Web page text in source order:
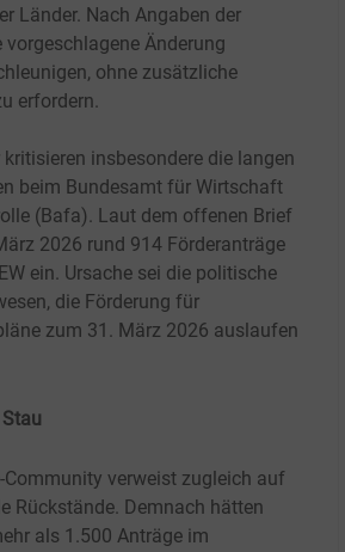
Länder. Nach Angaben der
vorgeschlagene Änderung
ohne zusätzliche
erfordern.
kritisieren insbesondere die langen
beim Bundesamt für Wirtschaft
(Bafa). Laut dem offenen Brief
2026 rund 914 Förderanträge
ein. Ursache sei die politische
die Förderung für
zum 31. März 2026 auslaufen
Community verweist zugleich auf
Rückstände. Demnach hätten
als 1.500 Anträge im